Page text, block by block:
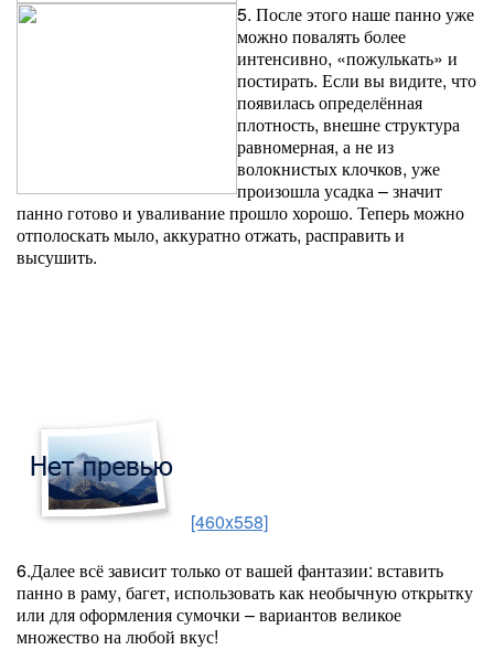
5. После этого наше панно уже
можно повалять более
интенсивно, «пожулькать» и
постирать. Если вы видите, что
появилась определённая
плотность, внешне структура
равномерная, а не из
волокнистых клочков, уже
произошла усадка – значит
панно готово и уваливание прошло хорошо. Теперь можно
отполоскать мыло, аккуратно отжать, расправить и
высушить.
[460x558]
6.Далее всё зависит только от вашей фантазии: вставить
панно в раму, багет, использовать как необычную открытку
или для оформления сумочки – вариантов великое
множество на любой вкус!